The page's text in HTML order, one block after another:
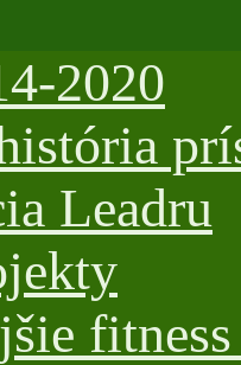
2020
Leadru